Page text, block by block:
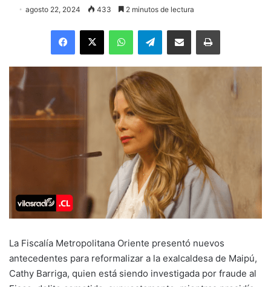
agosto 22, 2024 433 2 minutos de lectura
Facebook
X WhatsAppTelegramEnviar vía email Imprimir
La Fiscalía Metropolitana Oriente presentó nuevos
antecedentes para reformalizar a la exalcaldesa de Maipú,
Cathy Barriga, quien está siendo investigada por fraude al